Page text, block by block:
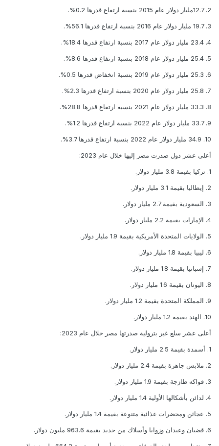
2. 12.7مليار دولار عام 2015 بنسبة ارتفاع قدرها 0.2%.
3. 19.7 مليار دولار عام 2016 بنسبة ارتفاع قدرها 56.1%.
4. 23.4 مليار دولار عام 2017 بنسبة ارتفاع قدرها 18.4%.
5. 25.4 مليار دولار عام 2018 بنسبة ارتفاع قدرها 8.6%.
6. 25.3 مليار دولار عام 2019 بنسبة انخفاض قدرها 0.5%.
7. 25.8 مليار دولار عام 2020 بنسبة ارتفاع قدرها 2.3%.
8. 33.3 مليار دولار عام 2021 بنسبة ارتفاع قدرها 28.8%.
9. 33.7 مليار دولار عام 2022 بنسبة ارتفاع قدرها 1.2%.
10. 34.9 مليار دولار عام 2022 بنسبة ارتفاع قدرها 3.7%.
أعلى عشر دول صدرت مصر إليها خلال عام 2023:
2. إيطاليا بقيمة 3.1 مليار دولار.
3. السعودية بقيمة 2.7 مليار دولار.
4. الإمارات بقيمة 2.2 مليار دولار.
5. الولايات المتحدة الأمريكية بقيمة 1.9 مليار دولار.
6. ليبيا بقيمة 1.8 مليار دولار.
7. إسبانيا بقيمة 1.8 مليار دولار.
8. اليونان بقيمة 1.6 مليار دولار.
9. المملكة المتحدة بقيمة 1.2 مليار دولار.
10. الهند بقيمة 1.2 مليار دولار.
أعلى عشر سلع غير بترولية صدرتها مصر خلال عام 2023:
2. ملابس جاهزة بقيمة 2.4 مليار دولار.
3. فواكه طازجة بقيمة 1.9 مليار دولار.
4. لدائن بأشكالها الأولية 1.4 مليار دولار.
5. عجائن ومحضرات غذائية متنوعة بقيمة 1.4 مليار دولار.
6. قضبان وعيدان وزوايا وأسلاك من حديد بقيمة 963.6 مليون دولار.